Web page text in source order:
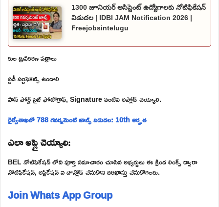
1300 జూనియర్ అసిస్టెంట్ ఉద్యోగాలకు నోటిఫికేషన్
విడుదల | IDBI JAM Notification 2026 |
Freejobsintelugu
కుల ధ్రువీకరణ పత్రాలు
స్టడీ సర్టిఫికెట్స్ ఉండాలి
పాస్ పోర్ట్ సైజ్ ఫోటోగ్రాఫ్, Signature వంటివి అప్లోడ్ చెయ్యాలి.
రైల్వేశాఖలో 788 గవర్నమెంట్ జాబ్స్ విడుదల: 10th అర్హత
ఎలా అప్లై చెయ్యాలి:
BEL నోటిఫికేషన్ లోని పూర్తి సమాచారం చూసిన అభ్యర్థులు ఈ క్రింద లింక్స్ ద్వారా
నోటిఫికేషన్, అప్లికేషన్ ని డౌన్లోడ్ చేసుకొని దరఖాస్తు చేసుకోగలరు.
Join Whats App Group